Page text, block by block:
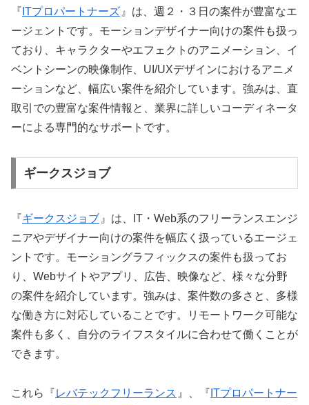
『 ITプロパートナーズ 』は、週２・３日の案件が豊富なエ
ージェントです。モーションデザイナー向けの案件も扱っ
ており、キャラクターやエフェクトのアニメーション、イ
ベントシーンの映像制作、UI/UXデザインにおけるアニメ
ーションなど、幅広い案件を紹介しています。強みは、直
取引での豊富な案件情報と、業界に詳しいコーディネータ
ーによる専門的なサポートです。
ギークスジョブ
『ギークスジョブ 』は、IT・Web系のフリーランスエンジ
ニアやデザイナー向けの案件を幅広く扱っているエージェ
ントです。モーショングラフィックスの案件も扱ってお
り、Webサイトやアプリ、広告、映像など、様々な分野
の案件を紹介しています。強みは、案件数の多さと、多様
な働き方に対応していることです。リモートワーク可能な
案件も多く、自分のライフスタイルに合わせて働くことが
できます。
これら『レバテックフリーランス 』、『 ITプロパートナー